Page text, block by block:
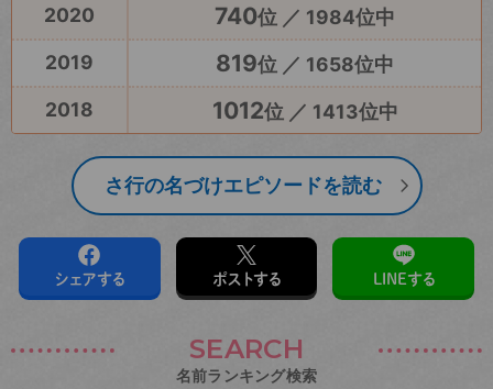
2020
740位 ／ 1984位中
2019
819位 ／ 1658位中
2018
1012位 ／ 1413位中
さ行の名づけエピソードを読む
シェアする ポストする LINEする
SEARCH
名前ランキング検索